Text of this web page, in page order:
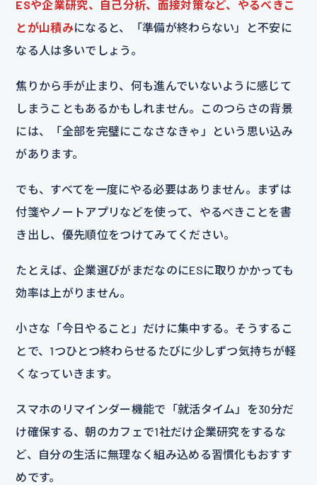
ESや企業研究、自己分析、面接対策など、やるべきこ
とが山積みになると、「準備が終わらない」と不安に
なる人は多いでしょう。
焦りから手が止まり、何も進んでいないように感じて
しまうこともあるかもしれません。このつらさの背景
には、「全部を完璧にこなさなきゃ」という思い込み
があります。
でも、すべてを一度にやる必要はありません。まずは
付箋やノートアプリなどを使って、やるべきことを書
き出し、優先順位をつけてみてください。
たとえば、企業選びがまだなのにESに取りかかっても
効率は上がりません。
小さな「今日やること」だけに集中する。そうするこ
とで、1つひとつ終わらせるたびに少しずつ気持ちが軽
くなっていきます。
スマホのリマインダー機能で「就活タイム」を30分だ
け確保する、朝のカフェで1社だけ企業研究をするな
ど、自分の生活に無理なく組み込める習慣化もおすす
めです。